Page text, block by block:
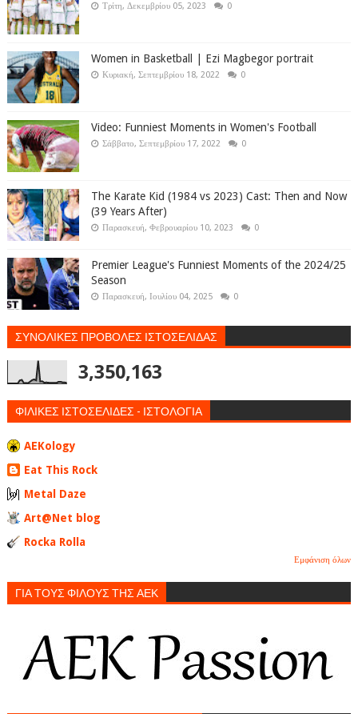
Τρίτη, Δεκεμβρίου 05, 2023 0
Women in Basketball | Ezi Magbegor portrait
Κυριακή, Σεπτεμβρίου 18, 2022 0
Video: Funniest Moments in Women's Football
Σάββατο, Σεπτεμβρίου 17, 2022 0
The Karate Kid (1984 vs 2023) Cast: Then and Now
(39 Years After)
Παρασκευή, Φεβρουαρίου 10, 2023 0
Premier League's Funniest Moments of the 2024/25
Season
Παρασκευή, Ιουλίου 04, 2025 0
ΣΥΝΟΛΙΚΕΣ ΠΡΟΒΟΛΕΣ ΙΣΤΟΣΕΛΙΔΑΣ
3,350,163
ΦΙΛΙΚΕΣ ΙΣΤΟΣΕΛΙΔΕΣ - ΙΣΤΟΛΟΓΙΑ
AEKology
Eat This Rock
Metal Daze
Art@Net blog
Rocka Rolla
Εμφάνιση όλων
ΓΙΑ ΤΟΥΣ ΦΙΛΟΥΣ ΤΗΣ ΑΕΚ